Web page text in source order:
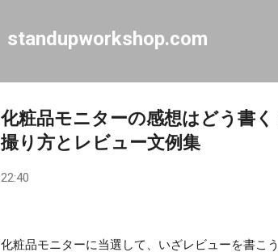
standupworkshop.com
化粧品モニターの感想はどう書
撮り方とレビュー文例集
22:40
化粧品モニターに当選して、いざレビューを書こ